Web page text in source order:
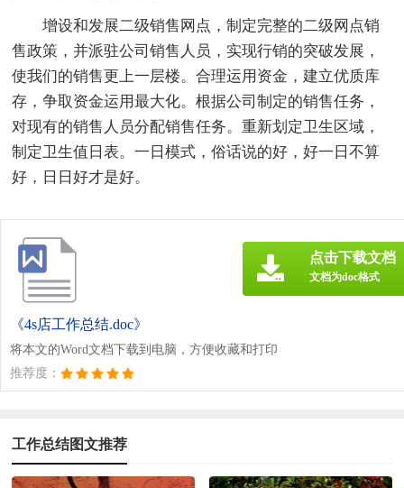
增设和发展二级销售网点，制定完整的二级网点销
售政策，并派驻公司销售人员，实现行销的突破发展，
使我们的销售更上一层楼。合理运用资金，建立优质库
存，争取资金运用最大化。根据公司制定的销售任务，
对现有的销售人员分配销售任务。重新划定卫生区域，
制定卫生值日表。一日模式，俗话说的好，好一日不算
好，日日好才是好。
《4s店工作总结.doc》
将本文的Word文档下载到电脑，方便收藏和打印
推荐度：
点击下载文档
文档为doc格式
工作总结图文推荐